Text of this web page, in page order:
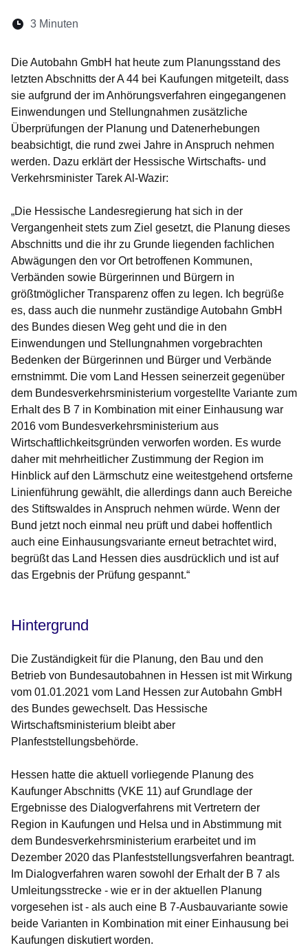
Lesedauer:
3 Minuten
Die Autobahn GmbH hat heute zum Planungsstand des
letzten Abschnitts der A 44 bei Kaufungen mitgeteilt, dass
sie aufgrund der im Anhörungsverfahren eingegangenen
Einwendungen und Stellungnahmen zusätzliche
Überprüfungen der Planung und Datenerhebungen
beabsichtigt, die rund zwei Jahre in Anspruch nehmen
werden. Dazu erklärt der Hessische Wirtschafts- und
Verkehrsminister Tarek Al-Wazir:
„Die Hessische Landesregierung hat sich in der
Vergangenheit stets zum Ziel gesetzt, die Planung dieses
Abschnitts und die ihr zu Grunde liegenden fachlichen
Abwägungen den vor Ort betroffenen Kommunen,
Verbänden sowie Bürgerinnen und Bürgern in
größtmöglicher Transparenz offen zu legen. Ich begrüße
es, dass auch die nunmehr zuständige Autobahn GmbH
des Bundes diesen Weg geht und die in den
Einwendungen und Stellungnahmen vorgebrachten
Bedenken der Bürgerinnen und Bürger und Verbände
ernstnimmt. Die vom Land Hessen seinerzeit gegenüber
dem Bundesverkehrsministerium vorgestellte Variante zum
Erhalt des B 7 in Kombination mit einer Einhausung war
2016 vom Bundesverkehrsministerium aus
Wirtschaftlichkeitsgründen verworfen worden. Es wurde
daher mit mehrheitlicher Zustimmung der Region im
Hinblick auf den Lärmschutz eine weitestgehend ortsferne
Linienführung gewählt, die allerdings dann auch Bereiche
des Stiftswaldes in Anspruch nehmen würde. Wenn der
Bund jetzt noch einmal neu prüft und dabei hoffentlich
auch eine Einhausungsvariante erneut betrachtet wird,
begrüßt das Land Hessen dies ausdrücklich und ist auf
das Ergebnis der Prüfung gespannt.“
Hintergrund
Die Zuständigkeit für die Planung, den Bau und den
Betrieb von Bundesautobahnen in Hessen ist mit Wirkung
vom 01.01.2021 vom Land Hessen zur Autobahn GmbH
des Bundes gewechselt. Das Hessische
Wirtschaftsministerium bleibt aber
Planfeststellungsbehörde.
Hessen hatte die aktuell vorliegende Planung des
Kaufunger Abschnitts (VKE 11) auf Grundlage der
Ergebnisse des Dialogverfahrens mit Vertretern der
Region in Kaufungen und Helsa und in Abstimmung mit
dem Bundesverkehrsministerium erarbeitet und im
Dezember 2020 das Planfeststellungsverfahren beantragt.
Im Dialogverfahren waren sowohl der Erhalt der B 7 als
Umleitungsstrecke - wie er in der aktuellen Planung
vorgesehen ist - als auch eine B 7-Ausbauvariante sowie
beide Varianten in Kombination mit einer Einhausung bei
Kaufungen diskutiert worden.